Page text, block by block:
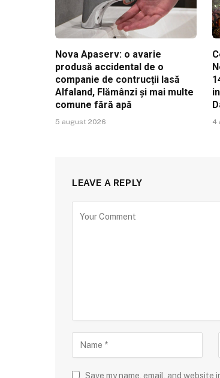
Nova Apaserv: o avarie
produsă accidental de o
companie de contrucții lasă
Alfaland, Flămânzi și mai multe
comune fără apă
5 august 2026 4
LEAVE A REPLY
Save my name, email, and